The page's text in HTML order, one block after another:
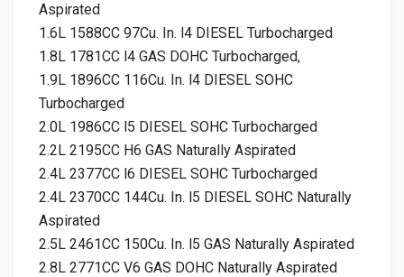
Aspirated
1.6L 1588CC 97Cu. In. l4 DIESEL Turbocharged
1.8L 1781CC l4 GAS DOHC Turbocharged,
1.9L 1896CC 116Cu. In. l4 DIESEL SOHC
Turbocharged
2.0L 1986CC l5 DIESEL SOHC Turbocharged
2.2L 2195CC H6 GAS Naturally Aspirated
2.4L 2377CC l6 DIESEL SOHC Turbocharged
2.4L 2370CC 144Cu. In. l5 DIESEL SOHC Naturally
Aspirated
2.5L 2461CC 150Cu. In. l5 GAS Naturally Aspirated
2.8L 2771CC V6 GAS DOHC Naturally Aspirated